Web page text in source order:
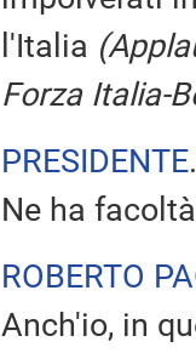
l'Italia
Forza Italia-
PRESIDENTE
Ne ha
ROBERTO
Anch'io, in